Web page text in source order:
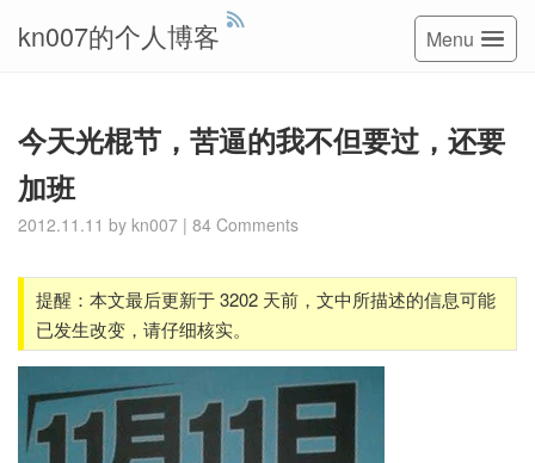
kn007的个人博客 Menu
今天光棍节，苦逼的我不但要过，还要
加班
2012.11.11 by kn007 | 84 Comments
提醒：本文最后更新于 3202 天前，文中所描述的信息可能
已发生改变，请仔细核实。